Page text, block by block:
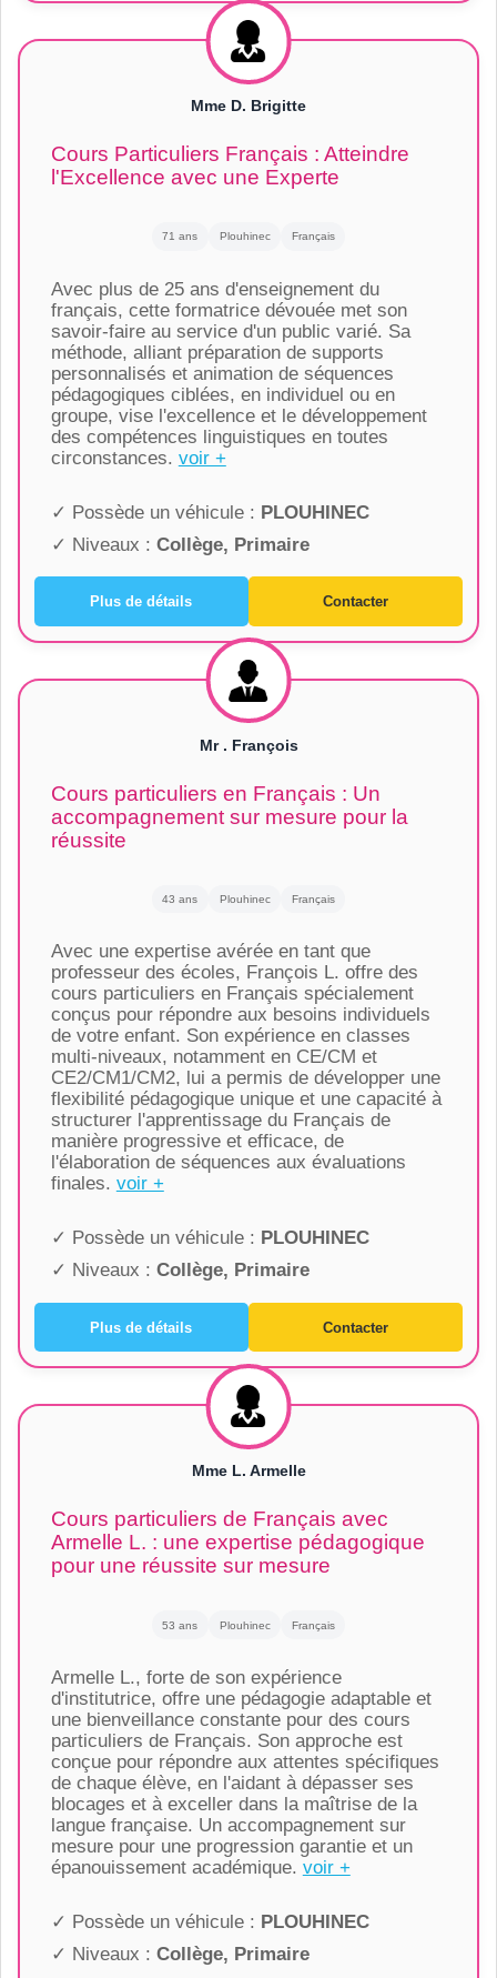
Mme D. Brigitte
Cours Particuliers Français : Atteindre
l'Excellence avec une Experte
71 ans Plouhinec Français
Avec plus de 25 ans d'enseignement du
français, cette formatrice dévouée met son
savoir-faire au service d'un public varié. Sa
méthode, alliant préparation de supports
personnalisés et animation de séquences
pédagogiques ciblées, en individuel ou en
groupe, vise l'excellence et le développement
des compétences linguistiques en toutes
circonstances. voir +
✓ Possède un véhicule : PLOUHINEC
✓ Niveaux : Collège, Primaire
Plus de détails Contacter
Mr . François
Cours particuliers en Français : Un
accompagnement sur mesure pour la
réussite
43 ans Plouhinec Français
Avec une expertise avérée en tant que
professeur des écoles, François L. offre des
cours particuliers en Français spécialement
conçus pour répondre aux besoins individuels
de votre enfant. Son expérience en classes
multi-niveaux, notamment en CE/CM et
CE2/CM1/CM2, lui a permis de développer une
flexibilité pédagogique unique et une capacité à
structurer l'apprentissage du Français de
manière progressive et efficace, de
l'élaboration de séquences aux évaluations
finales. voir +
✓ Possède un véhicule : PLOUHINEC
✓ Niveaux : Collège, Primaire
Plus de détails Contacter
Mme L. Armelle
Cours particuliers de Français avec
Armelle L. : une expertise pédagogique
pour une réussite sur mesure
53 ans Plouhinec Français
Armelle L., forte de son expérience
d'institutrice, offre une pédagogie adaptable et
une bienveillance constante pour des cours
particuliers de Français. Son approche est
conçue pour répondre aux attentes spécifiques
de chaque élève, en l'aidant à dépasser ses
blocages et à exceller dans la maîtrise de la
langue française. Un accompagnement sur
mesure pour une progression garantie et un
épanouissement académique. voir +
✓ Possède un véhicule : PLOUHINEC
✓ Niveaux : Collège, Primaire